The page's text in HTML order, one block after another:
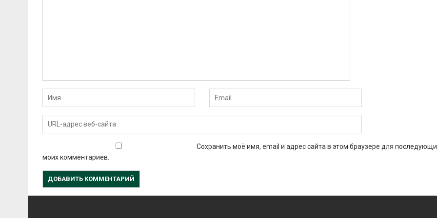
Сохранить моё имя, email и адрес сайта в этом браузере для
моих комментариев.